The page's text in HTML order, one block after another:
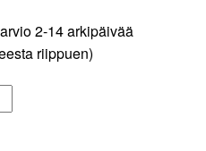
2-14 arkipäivää
riippuen)